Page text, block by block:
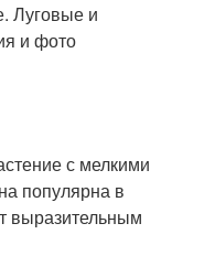
с мелкими
популярна в
выразительным